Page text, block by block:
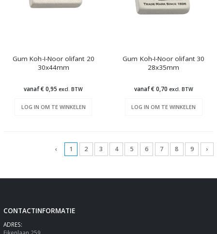
Gum Koh-I-Noor olifant 20
30x44mm
vanaf € 0,95excl. BTW
LOG IN OM TE WINKELEN
Gum Koh-I-Noor olifant 30
28x35mm
vanaf € 0,70 excl. BTW
LOG IN OM TE WINKELEN
‹ 1 2 3 4 5 6 7 8 9 ›
CONTACTINFORMATIE
ADRES: